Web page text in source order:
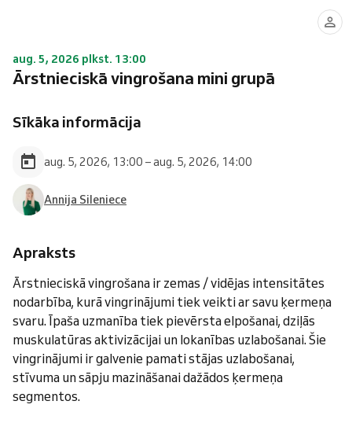
aug. 5, 2026 plkst. 13:00
Ārstnieciskā vingrošana mini grupā
Sīkāka informācija
aug. 5, 2026, 13:00 – aug. 5, 2026, 14:00
Annija Sileniece
Apraksts
Ārstnieciskā vingrošana ir zemas / vidējas intensitātes
nodarbība, kurā vingrinājumi tiek veikti ar savu ķermeņa
svaru. Īpaša uzmanība tiek pievērsta elpošanai, dziļās
muskulatūras aktivizācijai un lokanības uzlabošanai. Šie
vingrinājumi ir galvenie pamati stājas uzlabošanai,
stīvuma un sāpju mazināšanai dažādos ķermeņa
segmentos.